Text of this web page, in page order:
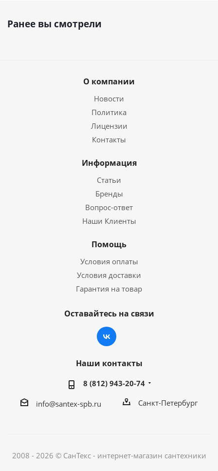
Ранее вы смотрели
О компании
Новости
Политика
Лицензии
Контакты
Информация
Статьи
Бренды
Вопрос-ответ
Наши Клиенты
Помощь
Условия оплаты
Условия доставки
Гарантия на товар
Оставайтесь на связи
Наши контакты
8 (812) 943-20-74
info@santex-spb.ru Санкт-Петербург
2008 - 2026 © СанТекс - интернет-магазин cантехники